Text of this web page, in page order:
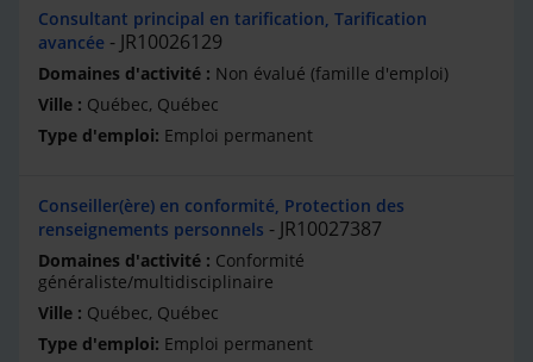
Consultant principal en tarification, Tarification
avancée
JR10026129
Non évalué (famille d'emploi)
Québec, Québec
Emploi permanent
Conseiller(ère) en conformité, Protection des
renseignements personnels
JR10027387
Conformité
généraliste/multidisciplinaire
Québec, Québec
Emploi permanent